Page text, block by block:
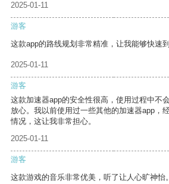
2025-01-11
游客
这款app的路线规划非常精准，让我能够快速到
2025-01-11
游客
这款加速器app的安全性很高，使用过程中不
放心。我以前使用过一些其他的加速器app，
情况，这让我非常担心。
2025-01-11
游客
这款游戏的音乐非常优美，听了让人心旷神怡。